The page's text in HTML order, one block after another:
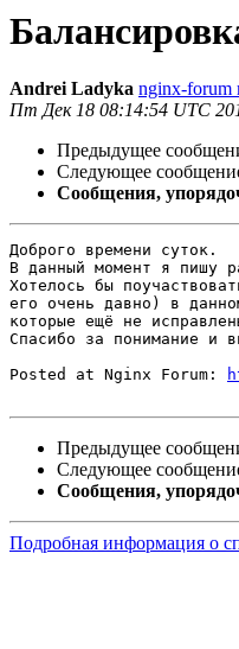
Andrei Ladyka nginx-forum
Пт Дек 18 08:14:54 UTC
Предыдущее
Следующее
Сообщения,
Доброго времени суток.
В данный момент я пишу
Хотелось бы
его очень давно) в
которые ещё не
Спасибо за понимание и
Posted at Nginx Forum:
Предыдущее
Следующее
Сообщения,
Подробная информация о